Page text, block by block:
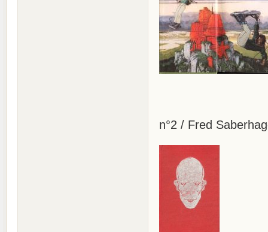
n°2 / Fred